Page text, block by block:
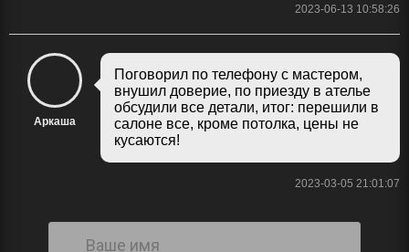
2023-06-13 10:58:26
Аркаша
Поговорил по телефону с мастером,
внушил доверие, по приезду в ателье
обсудили все детали, итог: перешили в
салоне все, кроме потолка, цены не
кусаются!
2023-03-05 21:01:07